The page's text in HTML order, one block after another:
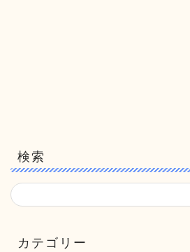
検索
カテゴリー